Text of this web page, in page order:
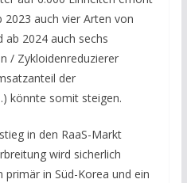
2023 auch vier Arten von
2024 auch sechs
/ Zykloidenreduzierer
der
könnte somit steigen.
in den RaaS-Markt
wird sicherlich
in Süd-Korea und ein